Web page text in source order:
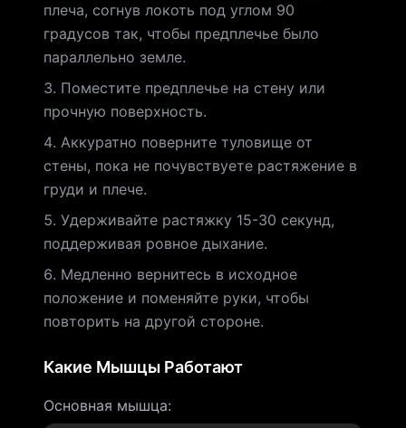
плеча, согнув локоть под углом 90
градусов так, чтобы предплечье было
параллельно земле.
Поместите предплечье на стену или
прочную поверхность.
Аккуратно поверните туловище от
стены, пока не почувствуете растяжение в
груди и плече.
Удерживайте растяжку 15-30 секунд,
поддерживая ровное дыхание.
Медленно вернитесь в исходное
положение и поменяйте руки, чтобы
повторить на другой стороне.
Какие Мышцы Работают
Основная мышца: